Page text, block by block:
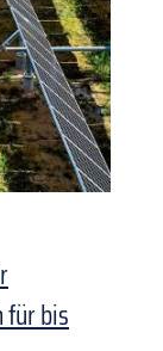
für bis